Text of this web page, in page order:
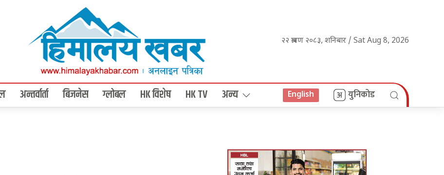
२२ श्रावण २०८३, शनिबार / Sat Aug 8, 2026
अन्तर्वार्ता बिजनेस ग्लोबल HK विशेष HK TV अन्य English युनिकोड